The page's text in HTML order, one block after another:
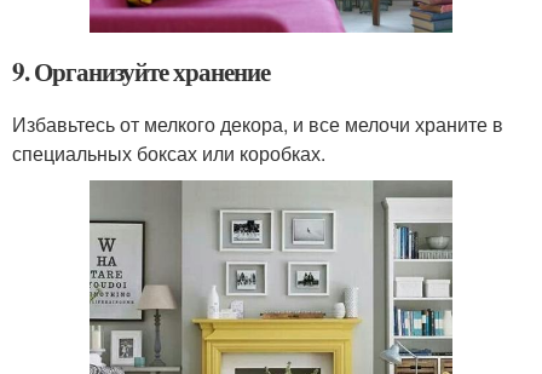
9. Организуйте хранение
Избавьтесь от мелкого декора, и все мелочи храните в
специальных боксах или коробках.